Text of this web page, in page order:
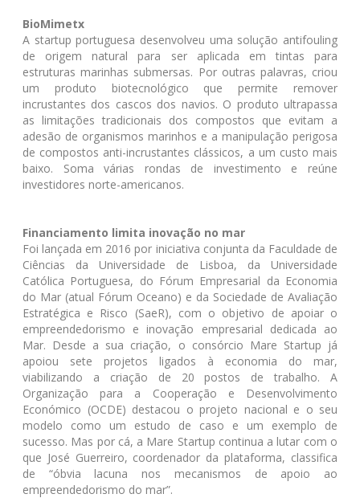
BioMimetx
A startup portuguesa desenvolveu uma solução antifouling
de origem natural para ser aplicada em tintas para
estruturas marinhas submersas. Por outras palavras, criou
um produto biotecnológico que permite remover
incrustantes dos cascos dos navios. O produto ultrapassa
as limitações tradicionais dos compostos que evitam a
adesão de organismos marinhos e a manipulação perigosa
de compostos anti-incrustantes clássicos, a um custo mais
baixo. Soma várias rondas de investimento e reúne
investidores norte-americanos.
Financiamento limita inovação no mar
Foi lançada em 2016 por iniciativa conjunta da Faculdade de
Ciências da Universidade de Lisboa, da Universidade
Católica Portuguesa, do Fórum Empresarial da Economia
do Mar (atual Fórum Oceano) e da Sociedade de Avaliação
Estratégica e Risco (SaeR), com o objetivo de apoiar o
empreendedorismo e inovação empresarial dedicada ao
Mar. Desde a sua criação, o consórcio Mare Startup já
apoiou sete projetos ligados à economia do mar,
viabilizando a criação de 20 postos de trabalho. A
Organização para a Cooperação e Desenvolvimento
Económico (OCDE) destacou o projeto nacional e o seu
modelo como um estudo de caso e um exemplo de
sucesso. Mas por cá, a Mare Startup continua a lutar com o
que José Guerreiro, coordenador da plataforma, classifica
de “óbvia lacuna nos mecanismos de apoio ao
empreendedorismo do mar”.